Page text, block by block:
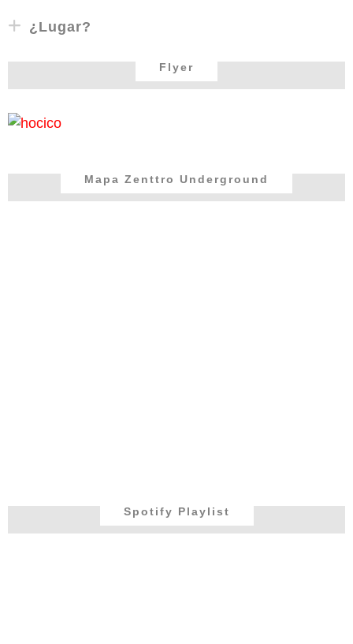
¿Lugar?
Flyer
Mapa Zenttro Underground
Spotify Playlist